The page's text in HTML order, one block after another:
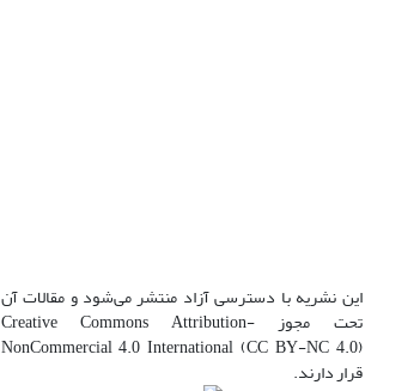
این نشریه با دسترسی آزاد منتشر می‌شود و مقالات آن
تحت مجوز Creative Commons Attribution-
NonCommercial 4.0 International (CC BY-NC 4.0)
قرار دارند.